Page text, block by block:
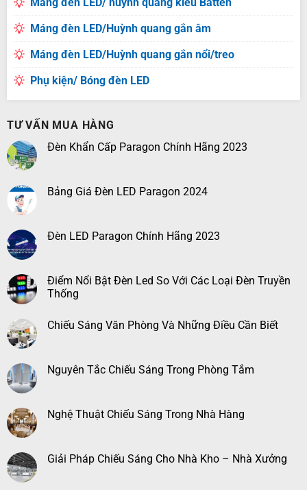
Máng đèn LED/Huỳnh quang gắn âm
Máng đèn LED/Huỳnh quang gắn nổi/treo
Phụ kiện/ Bóng đèn LED
TƯ VẤN MUA HÀNG
Đèn Khẩn Cấp Paragon Chính Hãng 2023
Bảng Giá Đèn LED Paragon 2024
Đèn LED Paragon Chính Hãng 2023
Điểm Nổi Bật Đèn Led So Với Các Loại Đèn Truyền
Thống
Chiếu Sáng Văn Phòng Và Những Điều Cần Biết
Nguyên Tắc Chiếu Sáng Trong Phòng Tắm
Nghệ Thuật Chiếu Sáng Trong Nhà Hàng
Giải Pháp Chiếu Sáng Cho Nhà Kho – Nhà Xưởng